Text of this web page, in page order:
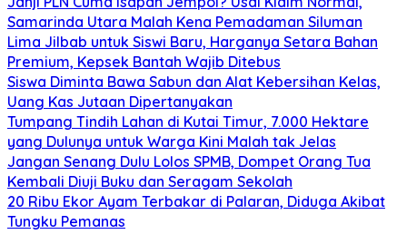
Samarinda Utara Malah Kena Pemadaman Siluman
Lima Jilbab untuk Siswi Baru, Harganya Setara Bahan
Premium, Kepsek Bantah Wajib Ditebus
Siswa Diminta Bawa Sabun dan Alat Kebersihan Kelas,
Uang Kas Jutaan Dipertanyakan
Tumpang Tindih Lahan di Kutai Timur, 7.000 Hektare
yang Dulunya untuk Warga Kini Malah tak Jelas
Jangan Senang Dulu Lolos SPMB, Dompet Orang Tua
Kembali Diuji Buku dan Seragam Sekolah
20 Ribu Ekor Ayam Terbakar di Palaran, Diduga Akibat
Tungku Pemanas